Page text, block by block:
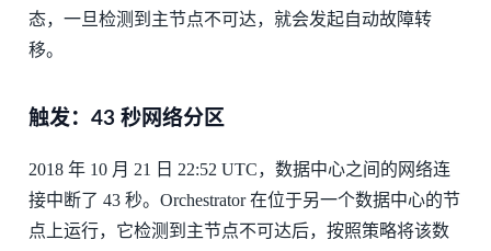
态，一旦检测到主节点不可达，就会发起自动故障转
移。
触发：43 秒网络分区
2018 年 10 月 21 日 22:52 UTC，数据中心之间的网络连
接中断了 43 秒。Orchestrator 在位于另一个数据中心的节
点上运行，它检测到主节点不可达后，按照策略将该数